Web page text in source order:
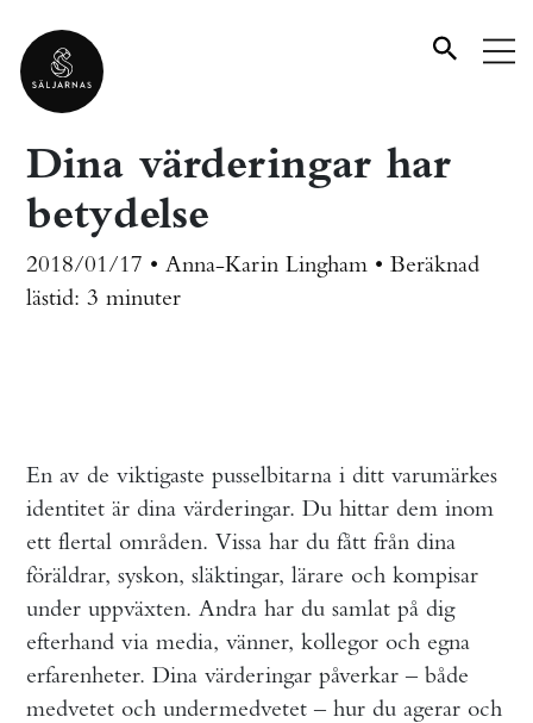
Dina värderingar har
betydelse
2018/01/17 • Anna-Karin Lingham • Beräknad
lästid: 3 minuter
En av de viktigaste pusselbitarna i ditt varumärkes
identitet är dina värderingar. Du hittar dem inom
ett flertal områden. Vissa har du fått från dina
föräldrar, syskon, släktingar, lärare och kompisar
under uppväxten. Andra har du samlat på dig
efterhand via media, vänner, kollegor och egna
erfarenheter. Dina värderingar påverkar – både
medvetet och undermedvetet – hur du agerar och